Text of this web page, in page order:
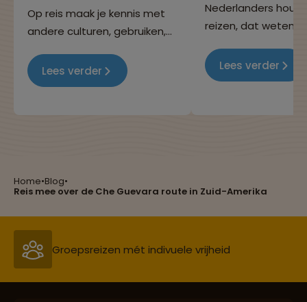
Home•Blog•
Reis mee over de Che Guevara route in Zuid-Amerika
Op reis maak je kennis met
andere culturen, gebruiken,
geheel onbelangrijk: de
nationale cocktails! In dit
Lees verder
Nederlanders
reizen, dat weten
overal op de
Maar heb jij je ooit
Lees verder
Reizen met oog voor mens, cultuur en milieu
Groepsreizen mét indivuele vrijheid